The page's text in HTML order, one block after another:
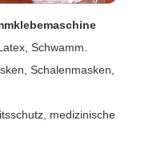
Schwamm.
Schalenmasken,
medizinische